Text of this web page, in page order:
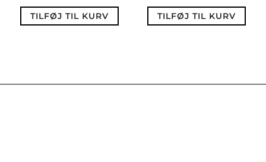
TILFØJ TIL KURV TILFØJ TIL KURV